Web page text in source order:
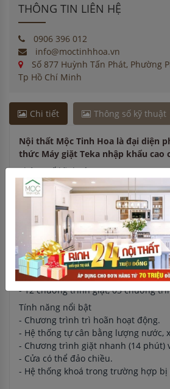
THÔNG TIN LIÊN HỆ
0906 396 012
info@moctinhhoa.vn
Số 877 Huỳnh Tấn Phát, Phường
Tp Hồ Chí Minh
Chi tiết Thông số kỹ thuật
Nội thất Mộc Tinh Hoa là đại diện
thức Máy giặt Teka nhập khẩu cao
Thông số kỹ thuật
- Tải trọng: giặt 8kg, sấy 5kg.
- Tốc độ vắt tối đa 1400 vòng.
- Máy giặt sấy, lắp âm.
Thông số kỹ thuật
- Máy giặt sấy, lắp âm.
- Điều khiển bằng điện tử.
- Tải trọng: giặt 8kg, sấy 5kg.
- Tốc độ vắt tối đa 1400 vòng.
- 12 chương trình giặt, 03 chương
Tính năng nổi bật
- Chương trình trì hoãn hoạt động.
- Hệ thống tự cân bằng lượng nước,
- Chương trình giặt nhanh (14 phút)
- Cửa có thể đảo chiều.
- Hệ thống khoá trong trường hợp